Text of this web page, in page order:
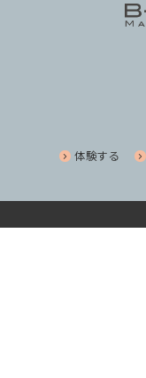
体験する